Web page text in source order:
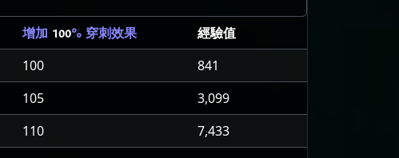
增加 100% 穿刺效果
經驗值
100
841
105
3,099
110
7,433